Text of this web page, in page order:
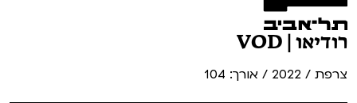
רודיאו | VOD
צרפת / 2022 / אורך: 104